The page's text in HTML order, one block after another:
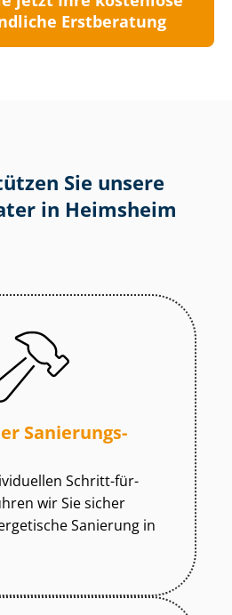
Erstberatung
Sie unsere
in Heimsheim
Sa­nie­rungs­
Schritt-für-
wir Sie sicher
Sanierung in